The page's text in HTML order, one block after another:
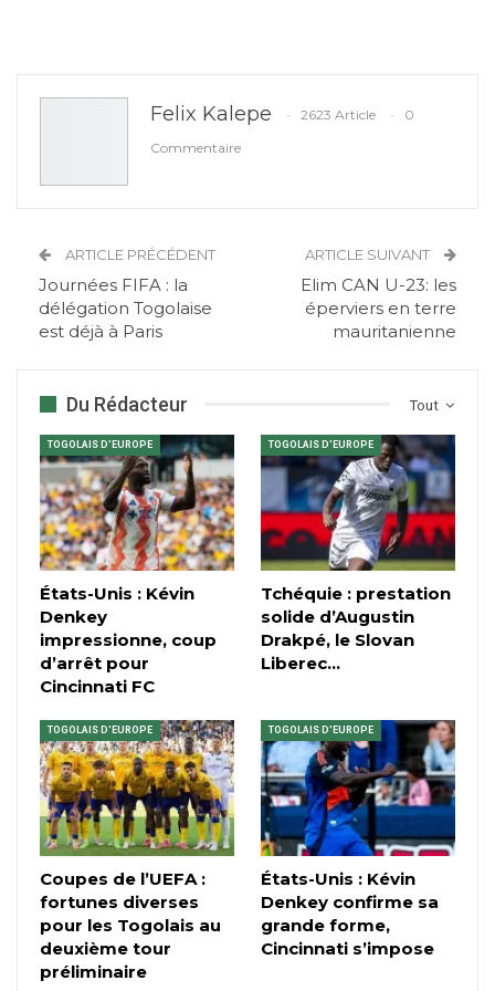
Felix Kalepe 2623 Article
0
Commentaire
ARTICLE PRÉCÉDENT
Journées FIFA : la
délégation Togolaise
est déjà à Paris
ARTICLE SUIVANT
Elim CAN U-23: les
éperviers en terre
mauritanienne
Tout
Du Rédacteur
TOGOLAIS D'EUROPE
États-Unis : Kévin
Denkey
impressionne, coup
d’arrêt pour
Cincinnati FC
TOGOLAIS D'EUROPE
Tchéquie : prestation
solide d’Augustin
Drakpé, le Slovan
Liberec…
TOGOLAIS D'EUROPE
Coupes de l’UEFA :
fortunes diverses
pour les Togolais au
deuxième tour
préliminaire
TOGOLAIS D'EUROPE
États-Unis : Kévin
Denkey confirme sa
grande forme,
Cincinnati s’impose